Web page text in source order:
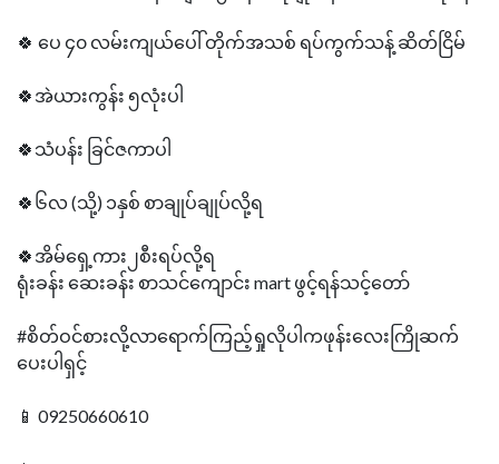
🍀 ပေ ၄၀ လမ်းကျယ်ပေါ် တိုက်အသစ် ရပ်ကွက်သန့် ဆိတ်ငြိမ်
🍀အဲယားကွန်း ၅လုံးပါ
🍀သံပန်း ခြင်ဇကာပါ
🍀၆လ (သို့) ၁နှစ် စာချုပ်ချုပ်လို့ရ
🍀အိမ်ရှေ့ကား၂စီးရပ်လို့ရ
ရုံးခန်း ဆေးခန်း စာသင်ကျောင်း mart ဖွင့်ရန်သင့်တော်
#စိတ်ဝင်စားလို့လာရောက်ကြည့်ရှုလိုပါကဖုန်းလေးကြိုဆက်
ပေးပါရှင့်
📱 09250660610